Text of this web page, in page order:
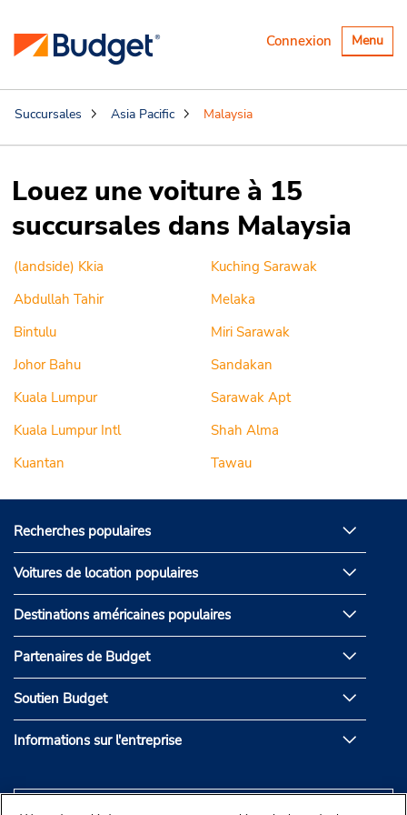
Basculer
la
Menu
Connexion
Succursales Asia Pacific Malaysia
Louez une voiture à 15
succursales dans Malaysia
(landside) Kkia
Abdullah Tahir
Bintulu
Johor Bahu
Kuala Lumpur
Kuala Lumpur Intl
Kuantan
Kuching Sarawak
Melaka
Miri Sarawak
Sandakan
Sarawak Apt
Shah Alma
Tawau
Recherches populaires
Voitures de location populaires
Destinations américaines populaires
Partenaires de Budget
Soutien Budget
Informations sur l'entreprise